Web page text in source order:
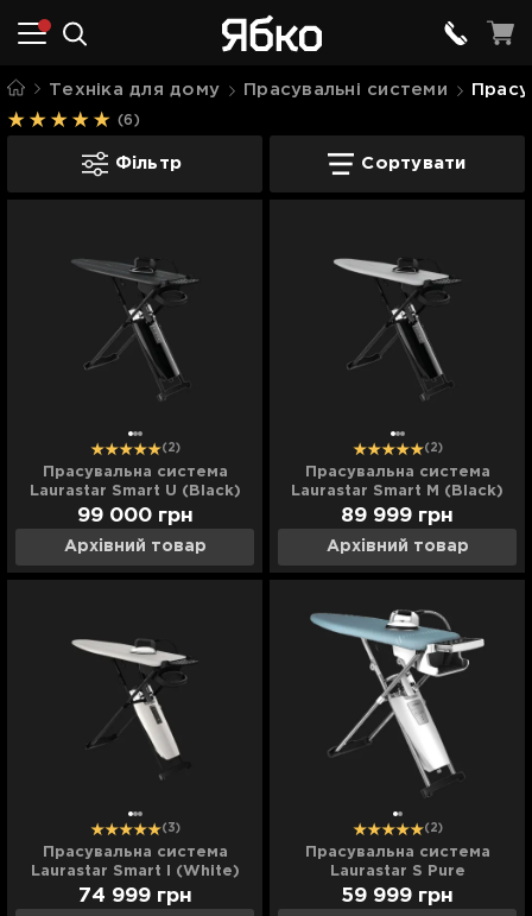
Техніка для дому Прасувальні системи
(6)
Прасувальні системи Laurastar
Фільтр Сортувати
(2)
Прасувальна система
Laurastar Smart U (Black)
Архівний товар
99 000 грн
(2)
Прасувальна система
Laurastar Smart M (Black)
Архівний товар
89 999 грн
(3)
Прасувальна система
Laurastar Smart I (White)
74 999 грн
(2)
Прасувальна система
Laurastar S Pure
(White/Pearl Blue)
59 999 грн